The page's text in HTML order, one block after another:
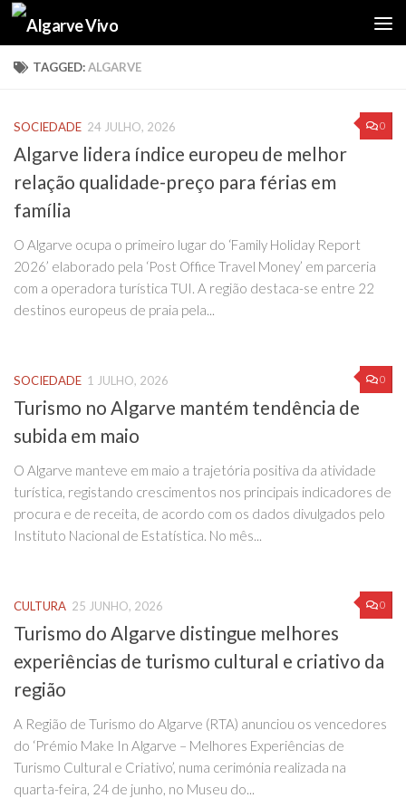
Skip to content
TAGGED:ALGARVE
0
SOCIEDADE 24 JULHO, 2026
Algarve lidera índice europeu de melhor
relação qualidade-preço para férias em
família
O Algarve ocupa o primeiro lugar do ‘Family Holiday Report
2026’ elaborado pela ‘Post Office Travel Money’ em parceria
com a operadora turística TUI. A região destaca-se entre 22
destinos europeus de praia pela...
0
SOCIEDADE 1 JULHO, 2026
Turismo no Algarve mantém tendência de
subida em maio
O Algarve manteve em maio a trajetória positiva da atividade
turística, registando crescimentos nos principais indicadores de
procura e de receita, de acordo com os dados divulgados pelo
Instituto Nacional de Estatística. No mês...
0
CULTURA 25 JUNHO, 2026
Turismo do Algarve distingue melhores
experiências de turismo cultural e criativo da
região
A Região de Turismo do Algarve (RTA) anunciou os vencedores
do ‘Prémio Make In Algarve – Melhores Experiências de
Turismo Cultural e Criativo’, numa cerimónia realizada na
quarta-feira, 24 de junho, no Museu do...